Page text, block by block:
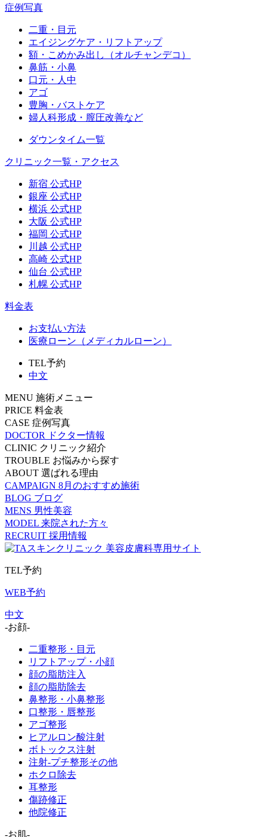
症例写真
二重・目元
エイジングケア・リフトアップ
額・こめかみ出し（オルチャンデコ）
鼻筋・小鼻
口元・人中
アゴ
豊胸・バストケア
婦人科形成・膣圧改善など
ダウンタイム一覧
クリニック一覧・アクセス
新宿 公式HP
銀座 公式HP
横浜 公式HP
大阪 公式HP
福岡 公式HP
川越 公式HP
高崎 公式HP
仙台 公式HP
札幌 公式HP
料金表
お支払い方法
医療ローン（メディカルローン）
TEL予約
中文
MENU 施術メニュー
PRICE 料金表
CASE 症例写真
DOCTOR
ドクター情報
CLINIC クリニック紹介
TROUBLE お悩みから探す
ABOUT 選ばれる理由
CAMPAIGN 8月のおすすめ施術
BLOG ブログ
MENS 男性美容
MODEL 来院された方々
RECRUIT 採用情報
TEL予約
WEB予約
中文
-お顔-
二重整形・目元
リフトアップ・小顔
顔の脂肪注入
顔の脂肪除去
鼻整形・小鼻整形
口整形・唇整形
アゴ整形
ヒアルロン酸注射
ボトックス注射
注射-プチ整形その他
ホクロ除去
耳整形
傷跡修正
他院修正
-お肌-